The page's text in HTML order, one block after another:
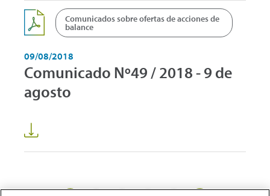
Comunicados sobre ofertas de acciones de
balance
09/08/2018
Comunicado Nº49 / 2018 - 9 de
agosto